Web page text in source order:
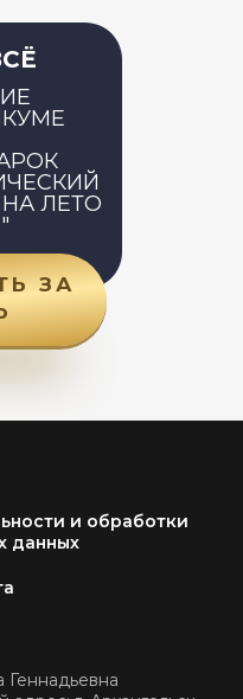
ЛЕТО
ЗА
и обработки
данных
Геннадьевна